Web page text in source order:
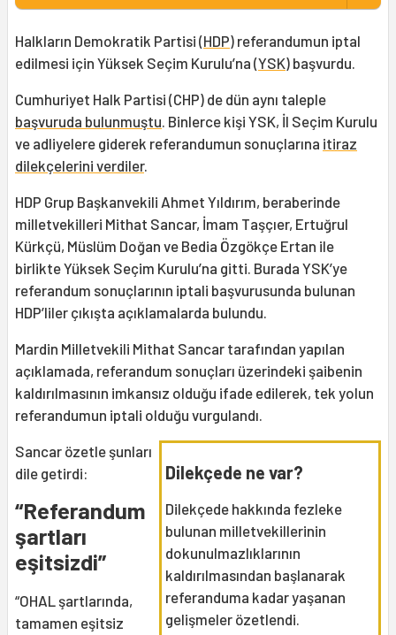
Halkların Demokratik Partisi (HDP) referandumun iptal
edilmesi için Yüksek Seçim Kurulu’na (YSK) başvurdu.
Cumhuriyet Halk Partisi (CHP) de dün aynı taleple
başvuruda bulunmuştu. Binlerce kişi YSK, İl Seçim Kurulu
ve adliyelere giderek referandumun sonuçlarına itiraz
dilekçelerini verdiler.
HDP Grup Başkanvekili Ahmet Yıldırım, beraberinde
milletvekilleri Mithat Sancar, İmam Taşçıer, Ertuğrul
Kürkçü, Müslüm Doğan ve Bedia Özgökçe Ertan ile
birlikte Yüksek Seçim Kurulu’na gitti. Burada YSK’ye
referandum sonuçlarının iptali başvurusunda bulunan
HDP’liler çıkışta açıklamalarda bulundu.
Mardin Milletvekili Mithat Sancar tarafından yapılan
açıklamada, referandum sonuçları üzerindeki şaibenin
kaldırılmasının imkansız olduğu ifade edilerek, tek yolun
referandumun iptali olduğu vurgulandı.
Dilekçede ne var?
Dilekçede hakkında fezleke
bulunan milletvekillerinin
dokunulmazlıklarının
kaldırılmasından başlanarak
referanduma kadar yaşanan
gelişmeler özetlendi.
Sancar özetle şunları
dile getirdi:
“Referandum
şartları
eşitsizdi”
“OHAL şartlarında,
tamamen eşitsiz